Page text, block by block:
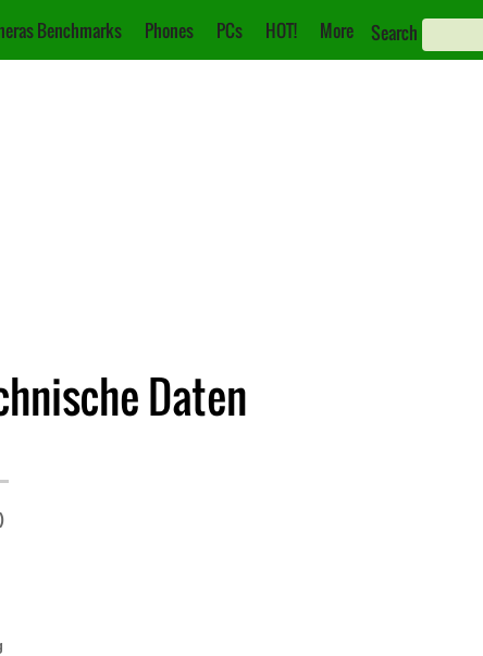
Benchmarks Phones PCs HOT! More Search
Daten